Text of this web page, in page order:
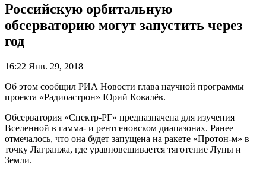
Российскую орбитальную
обсерваторию могут запустить через
год
16:22 Янв. 29, 2018
Об этом сообщил РИА Новости глава научной программы
проекта «Радиоастрон» Юрий Ковалёв.
Обсерватория «Спектр-РГ» предназначена для изучения
Вселенной в гамма- и рентгеновском диапазонах. Ранее
отмечалось, что она будет запущена на ракете «Протон-м» в
точку Лагранжа, где уравновешивается тяготение Луны и
Земли.